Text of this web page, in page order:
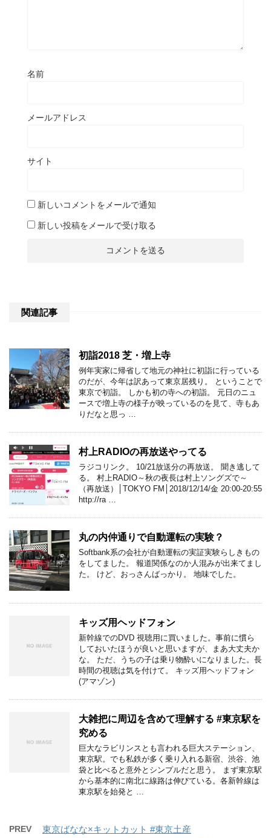
名前
メールアドレス
サイト
新しいコメントをメールで通知
新しい投稿をメールで受け取る
関連記事
初詣2018 芝・増上寺
例年実家に帰省して地元の神社に初詣に行っている
のだが、今年は訳あって東京居残り。 ということで
東京で初詣。 しかも初の寺への初詣。 元日のニュ
ースで増上寺の様子が映っているのを見て、寺もあ
りだなと思っ …
村上RADIOの再放送やってる
ラジコリンク。 10/21放送分の再放送。 聞き逃して
る。 村上RADIO～秋の夜長は村上ソングズで～
（再放送）│TOKYO FM│2018/12/14/金 20:00-20:55
http://ra …
丸の内仲通りで自動運転の実験？
Softbank系の会社が自動運転の実証実験らしきもの
をしてました。 報道関係なのか人混みが出来てまし
た。 けど、おっさんばっかり。 地味でした。
キッズ用ヘッドフォン
新幹線でのDVD 視聴用に買いました。事前に慣ら
しておいたほうが良いと思いますが、まあ大丈夫か
な。 ただ、うちの子は乗り物酔いになりました。長
時間の視聴は気を付けて。 キッズ用ヘッドフォン
(アマゾン)
大雑把に周辺を含めて理解する #東京駅を
究める
巨大なラビリンスとも言われる巨大ステーション、
東京駅。でも私鉄が多く乗り入れる新宿、渋谷、池
袋と比べると意外とシンプルだと思う。 まず東京駅
から基本的に南北に線路は伸びている。各新幹線は
東京駅を始発と …
PREV 東京ばなな×キットカット #東京土産